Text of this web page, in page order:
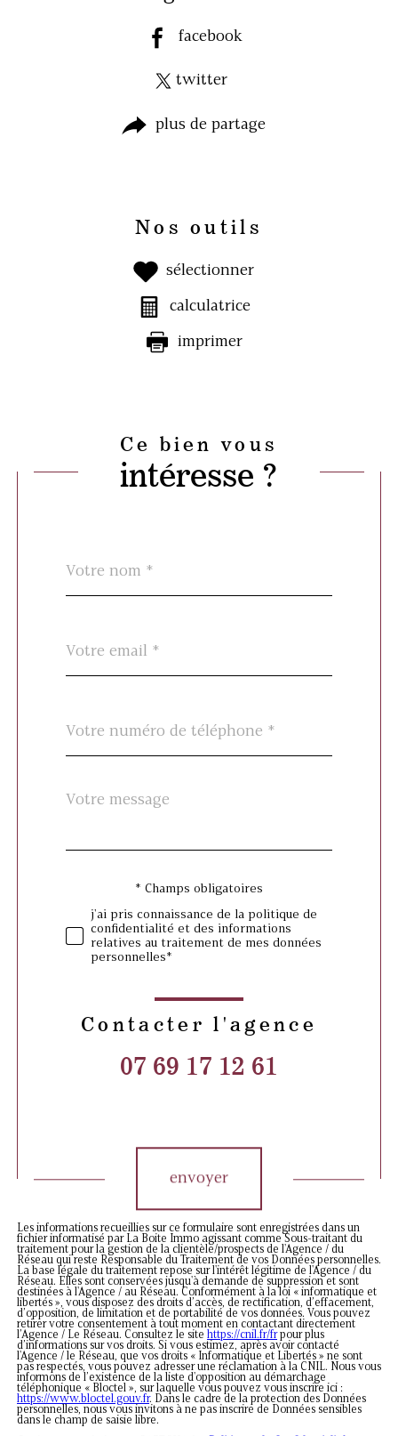
facebook
twitter
plus de partage
Nos outils
sélectionner
calculatrice
imprimer
Ce bien vous
intéresse ?
*
*
*
Fieldset
défaut
Message
Validation* Champs obligatoires
j'ai pris connaissance de la politique de
confidentialité et des informations
relatives au traitement de mes données
personnelles*
Contacter l'agence
07 69 17 12 61
envoyer
Les informations recueillies sur ce formulaire sont enregistrées dans un
fichier informatisé par La Boite Immo agissant comme Sous-traitant du
traitement pour la gestion de la clientèle/prospects de l'Agence / du
Réseau qui reste Responsable du Traitement de vos Données personnelles.
La base légale du traitement repose sur l'intérêt légitime de l'Agence / du
Réseau. Elles sont conservées jusqu'à demande de suppression et sont
destinées à l'Agence / au Réseau. Conformément à la loi « informatique et
libertés », vous disposez des droits d’accès, de rectification, d’effacement,
d’opposition, de limitation et de portabilité de vos données. Vous pouvez
retirer votre consentement à tout moment en contactant directement
l’Agence / Le Réseau. Consultez le site https://cnil.fr/frpour plus
d’informations sur vos droits. Si vous estimez, après avoir contacté
l'Agence / le Réseau, que vos droits « Informatique et Libertés » ne sont
pas respectés, vous pouvez adresser une réclamation à la CNIL. Nous vous
informons de l’existence de la liste d'opposition au démarchage
téléphonique « Bloctel », sur laquelle vous pouvez vous inscrire ici :
https://www.bloctel.gouv.fr. Dans le cadre de la protection des Données
personnelles, nous vous invitons à ne pas inscrire de Données sensibles
dans le champ de saisie libre.